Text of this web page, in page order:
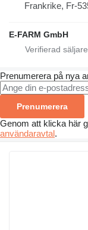
Frankrike, Fr-
E-FARM GmbH
Prenumerera på nya
Prenumerera
Genom att klicka här
användaravtal.